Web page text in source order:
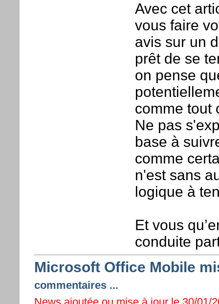
Avec cet
vous faire
avis sur un
prêt de se
on pense
comme tout
Ne pas
base à
comme
n'est sans
logique à
Et vous
conduite
Microsoft Office Mobile
commentaires ...